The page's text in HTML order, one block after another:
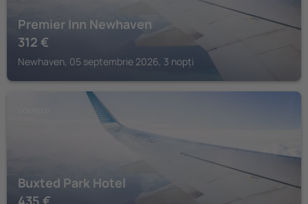
Premier Inn Newhaven
312 €
Newhaven, 05 septembrie 2026, 3 nopți
Buxted Park Hotel
435 €